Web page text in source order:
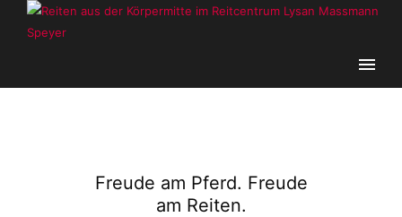
Freude am Pferd. Freude
am Reiten.